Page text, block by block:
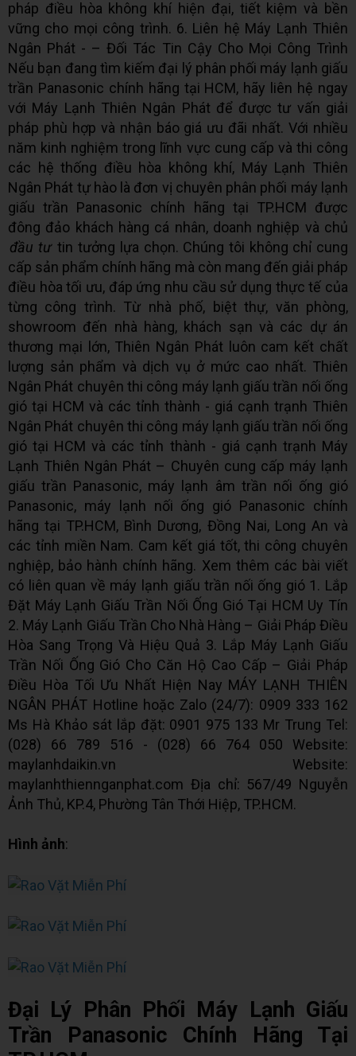
pháp điều hòa không khí hiện đại, tiết kiệm và bền
vững cho mọi công trình. 6. Liên hệ Máy Lạnh Thiên
Ngân Phát - – Đối Tác Tin Cậy Cho Mọi Công Trình
Nếu bạn đang tìm kiếm đại lý phân phối máy lạnh giấu
trần Panasonic chính hãng tại HCM, hãy liên hệ ngay
với Máy Lạnh Thiên Ngân Phát để được tư vấn giải
pháp phù hợp và nhận báo giá ưu đãi nhất. Với nhiều
năm kinh nghiệm trong lĩnh vực cung cấp và thi công
các hệ thống điều hòa không khí, Máy Lạnh Thiên
Ngân Phát tự hào là đơn vị chuyên phân phối máy lạnh
giấu trần Panasonic chính hãng tại TP.HCM được
đông đảo khách hàng cá nhân, doanh nghiệp và chủ
đầu tư tin tưởng lựa chọn. Chúng tôi không chỉ cung
cấp sản phẩm chính hãng mà còn mang đến giải pháp
điều hòa tối ưu, đáp ứng nhu cầu sử dụng thực tế của
từng công trình. Từ nhà phố, biệt thự, văn phòng,
showroom đến nhà hàng, khách sạn và các dự án
thương mại lớn, Thiên Ngân Phát luôn cam kết chất
lượng sản phẩm và dịch vụ ở mức cao nhất. Thiên
Ngân Phát chuyên thi công máy lạnh giấu trần nối ống
gió tại HCM và các tỉnh thành - giá cạnh trạnh Thiên
Ngân Phát chuyên thi công máy lạnh giấu trần nối ống
gió tại HCM và các tỉnh thành - giá cạnh trạnh Máy
Lạnh Thiên Ngân Phát – Chuyên cung cấp máy lạnh
giấu trần Panasonic, máy lạnh âm trần nối ống gió
Panasonic, máy lạnh nối ống gió Panasonic chính
hãng tại TP.HCM, Bình Dương, Đồng Nai, Long An và
các tỉnh miền Nam. Cam kết giá tốt, thi công chuyên
nghiệp, bảo hành chính hãng. Xem thêm các bài viết
có liên quan về máy lạnh giấu trần nối ống gió 1. Lắp
Đặt Máy Lạnh Giấu Trần Nối Ống Gió Tại HCM Uy Tín
2. Máy Lạnh Giấu Trần Cho Nhà Hàng – Giải Pháp Điều
Hòa Sang Trọng Và Hiệu Quả 3. Lắp Máy Lạnh Giấu
Trần Nối Ống Gió Cho Căn Hộ Cao Cấp – Giải Pháp
Điều Hòa Tối Ưu Nhất Hiện Nay MÁY LẠNH THIÊN
NGÂN PHÁT Hotline hoặc Zalo (24/7): 0909 333 162
Ms Hà Khảo sát lắp đặt: 0901 975 133 Mr Trung Tel:
(028) 66 789 516 - (028) 66 764 050 Website:
maylanhdaikin.vn Website:
maylanhthiennganphat.com Địa chỉ: 567/49 Nguyễn
Ảnh Thủ, KP.4, Phường Tân Thới Hiệp, TP.HCM.
Hình ảnh:
Đại Lý Phân Phối Máy Lạnh Giấu
Trần Panasonic Chính Hãng Tại